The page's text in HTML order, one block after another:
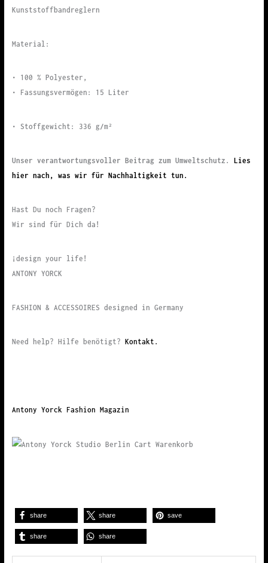
Kunststoffbandreglern
Material:
• 100 % Polyester,
• Fassungsvermögen: 15 Liter
• Stoffgewicht: 336 g/m²
Unser verantwortungsvoller Beitrag zum Umweltschutz.
Lies
hier nach, was wir für Nachhaltigkeit tun.
Hast Du noch Fragen?
Wir sind für Dich da!
¡design your life!
ANTONY YORCK
FASHION & ACCESSOIRES designed in Germany
Need help? Hilfe benötigt? Kontakt.
Antony Yorck Fashion Magazin
share share save
share share